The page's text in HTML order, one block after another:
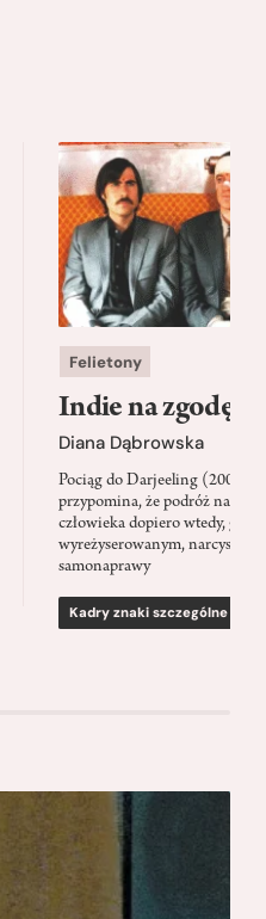
Felietony
Indie na zgodę
Diana Dąbrowska
Pociąg do Darjeeling (2007)
przypomina, że podróż
człowieka dopiero wtedy, gdy
wyreżyserowanym,
samonaprawy
Kadry znaki szczególne